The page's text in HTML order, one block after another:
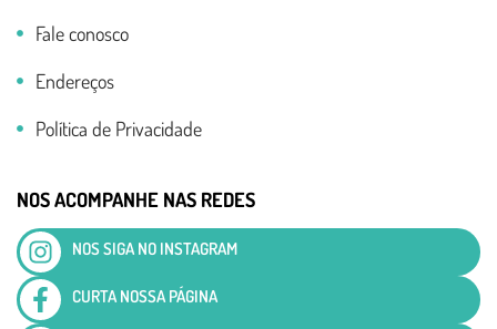
Fale conosco
Endereços
Política de Privacidade
NOS ACOMPANHE NAS REDES
NOS SIGA NO INSTAGRAM
CURTA NOSSA PÁGINA